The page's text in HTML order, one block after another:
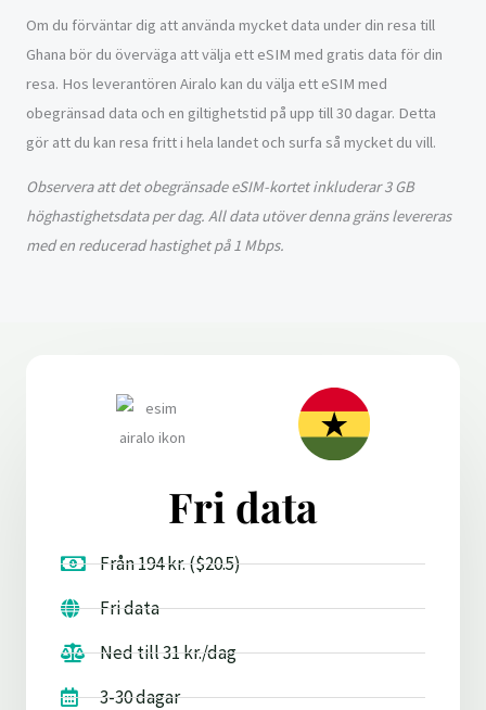
Om du förväntar dig att använda mycket data under din resa till
Ghana bör du överväga att välja ett eSIM med gratis data för din
resa. Hos leverantören Airalo kan du välja ett eSIM med
obegränsad data och en giltighetstid på upp till 30 dagar. Detta
gör att du kan resa fritt i hela landet och surfa så mycket du vill.
Observera att det obegränsade eSIM-kortet inkluderar 3 GB
höghastighetsdata per dag. All data utöver denna gräns levereras
med en reducerad hastighet på 1 Mbps.
Fri data
Från 194 kr. ($20.5)
Fri data
Ned till 31 kr./dag
3-30 dagar